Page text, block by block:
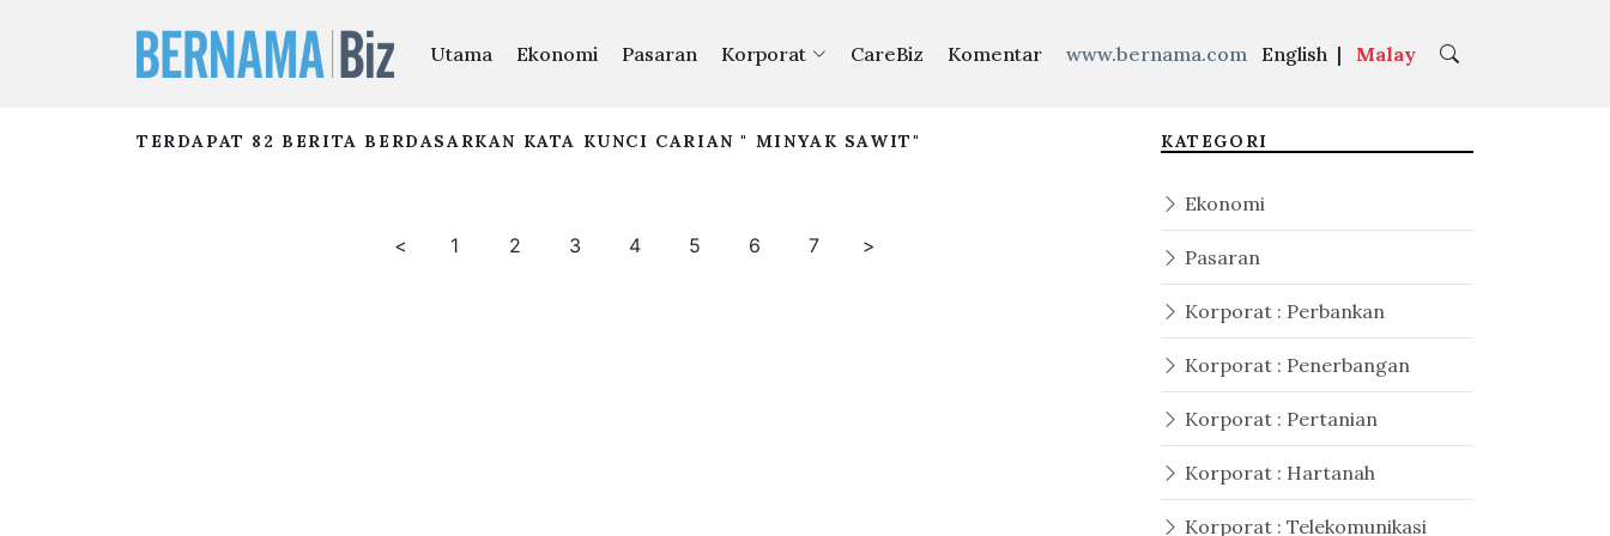
Utama Ekonomi Pasaran Korporat CareBiz Komentar www.bernama.com English | Malay
TERDAPAT 82 BERITA BERDASARKAN KATA KUNCI CARIAN " MINYAK SAWIT"
< 1 2 3 4 5 6 7 >
KATEGORI
Ekonomi
Pasaran
Korporat : Perbankan
Korporat : Penerbangan
Korporat : Pertanian
Korporat : Hartanah
Korporat : Telekomunikasi